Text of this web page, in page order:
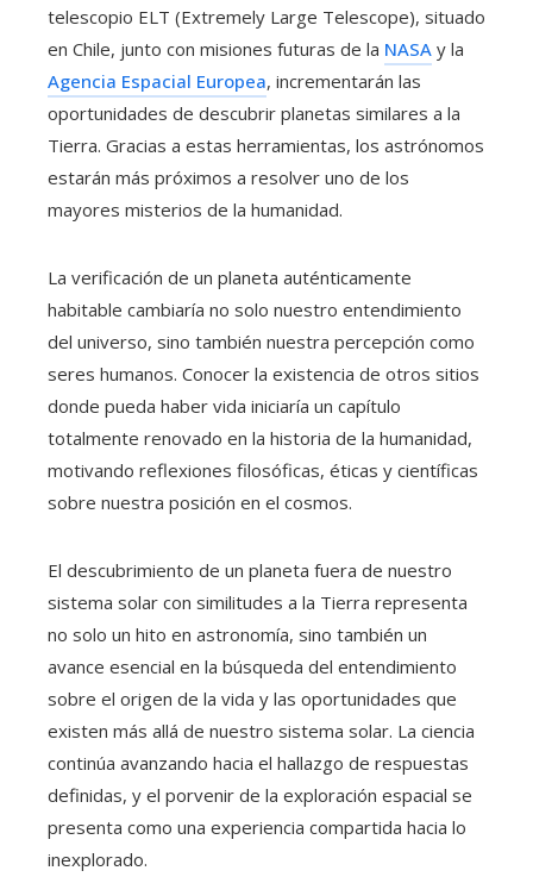
telescopio ELT (Extremely Large Telescope), situado
en Chile, junto con misiones futuras de la NASA y la
Agencia Espacial Europea, incrementarán las
oportunidades de descubrir planetas similares a la
Tierra. Gracias a estas herramientas, los astrónomos
estarán más próximos a resolver uno de los
mayores misterios de la humanidad.
La verificación de un planeta auténticamente
habitable cambiaría no solo nuestro entendimiento
del universo, sino también nuestra percepción como
seres humanos. Conocer la existencia de otros sitios
donde pueda haber vida iniciaría un capítulo
totalmente renovado en la historia de la humanidad,
motivando reflexiones filosóficas, éticas y científicas
sobre nuestra posición en el cosmos.
El descubrimiento de un planeta fuera de nuestro
sistema solar con similitudes a la Tierra representa
no solo un hito en astronomía, sino también un
avance esencial en la búsqueda del entendimiento
sobre el origen de la vida y las oportunidades que
existen más allá de nuestro sistema solar. La ciencia
continúa avanzando hacia el hallazgo de respuestas
definidas, y el porvenir de la exploración espacial se
presenta como una experiencia compartida hacia lo
inexplorado.